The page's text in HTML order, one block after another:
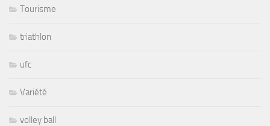
Tourisme
triathlon
ufc
Variété
volley ball